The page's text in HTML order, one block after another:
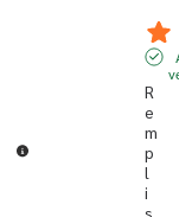
R
e
m
p
l
i
s